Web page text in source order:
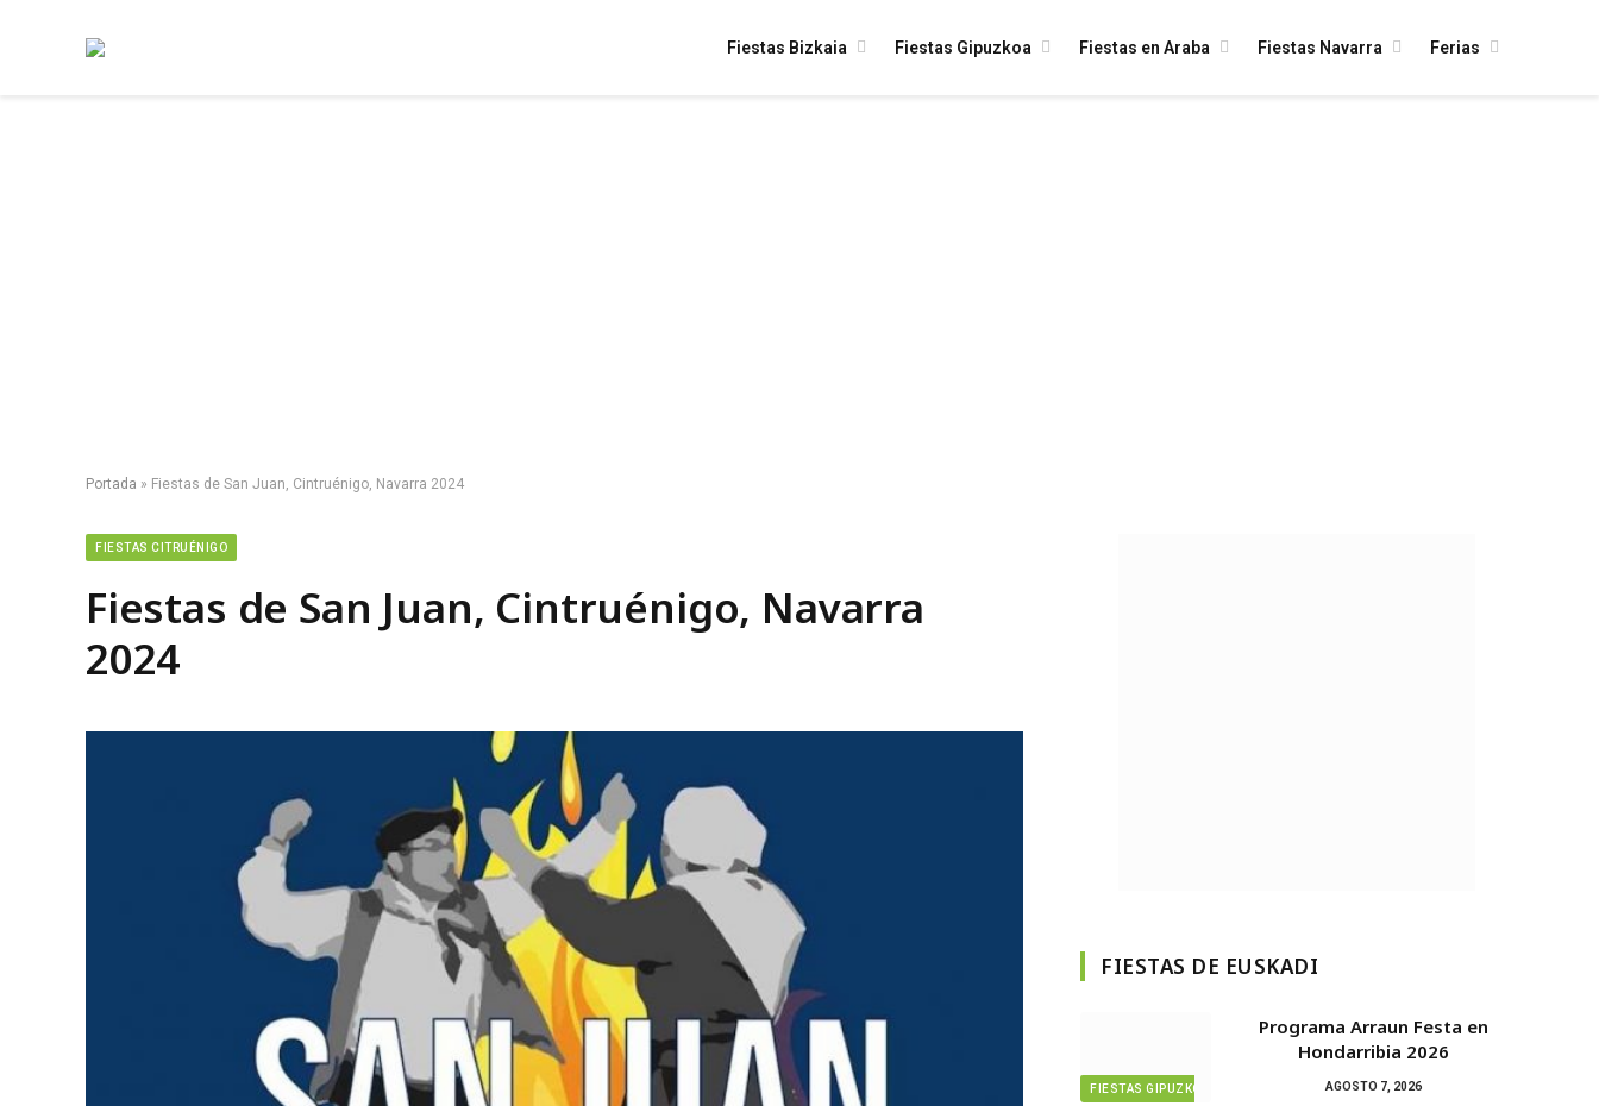
Fiestas Bizkaia Fiestas Gipuzkoa Fiestas en Araba Fiestas Navarra Ferias
Portada » Fiestas de San Juan, Cintruénigo, Navarra 2024
FIESTAS CITRUÉNIGO
Fiestas de San Juan, Cintruénigo, Navarra
2024
FIESTAS DE EUSKADI
FIESTAS GIPUZKOA
Programa Arraun Festa en
Hondarribia 2026
AGOSTO 7, 2026